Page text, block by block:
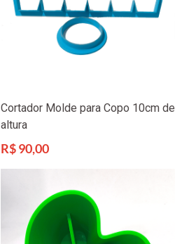
Cortador Molde para Copo 10cm de
altura
Preço
R$ 90,00